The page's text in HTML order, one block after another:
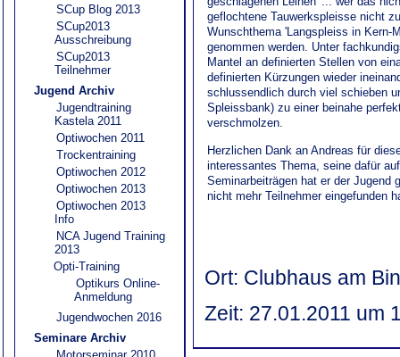
SCup Blog 2013
SCup2013
Ausschreibung
SCup2013
Teilnehmer
Jugend Archiv
Jugendtraining
Kastela 2011
Optiwochen 2011
Trockentraining
Optiwochen 2012
Optiwochen 2013
Optiwochen 2013
Info
NCA Jugend Training
2013
Opti-Training
Optikurs Online-
Anmeldung
Jugendwochen 2016
Seminare Archiv
geflochtene Tauwerkspleisse nicht
Wunschthema 'Langspleiss in Kern-
genommen werden. Unter
Mantel an definierten Stellen von
definierten Kürzungen wieder
schlussendlich durch viel schieben
Spleissbank) zu einer beinahe
verschmolzen.
Herzlichen Dank an Andreas für
interessantes Thema, seine dafür
Seminarbeiträgen hat er der
nicht mehr Teilnehmer eingefunden
Ort: Clubhaus am
Zeit: 27.01.2011 um